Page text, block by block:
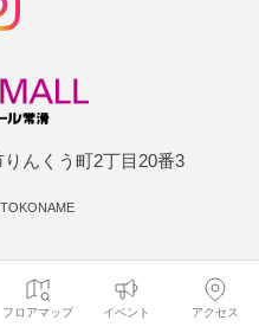
んくう町2丁目20番3
フロアマップ イベント アクセス